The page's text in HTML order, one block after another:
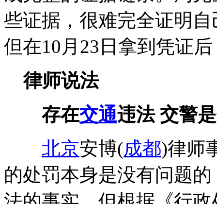
些证据，很难完全证明
但在10月23日拿到凭证
律师说法
存在交通违法 交警
北京安博(成都)律师
的处罚本身是没有问题